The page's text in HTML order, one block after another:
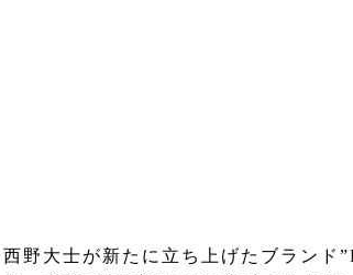
野大士が新たに立ち上げたブランド